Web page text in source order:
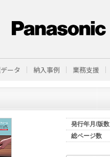
ータ 納入事例 業務支援
発行年月/版数
総ページ数